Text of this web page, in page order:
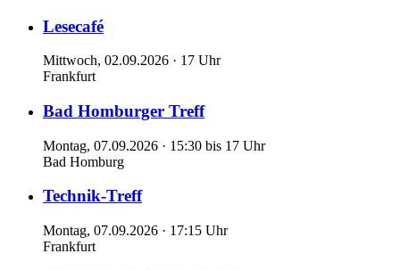
Lesecafé
Mittwoch, 02.09.2026 · 17 Uhr
Frankfurt
Bad Homburger Treff
Montag, 07.09.2026 · 15:30 bis 17 Uhr
Bad Homburg
Technik-Treff
Montag, 07.09.2026 · 17:15 Uhr
Frankfurt